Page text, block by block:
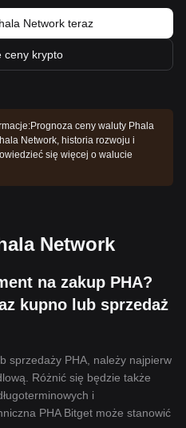
Network teraz
ceny krypto
Prognoza ceny waluty Phala
Network, historia rozwoju i
się więcej o walucie
Network
na zakup PHA?
kupno lub sprzedaż
sprzedaży PHA, należy najpierw
Różnić się będzie także
i
PHA Bitget może stanowić